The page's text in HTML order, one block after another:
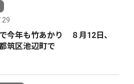
今年も竹あかり ８月12日、
筑区池辺町で